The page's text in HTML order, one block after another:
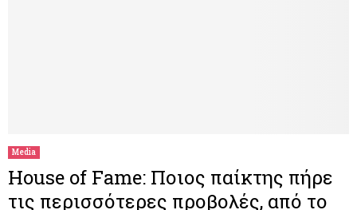
Media
House of Fame: Ποιος παίκτης πήρε
τις περισσότερες προβολές, από το